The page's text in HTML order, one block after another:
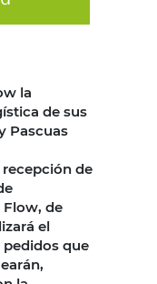
la
de sus
Pascuas
de
de
el
pedidos que